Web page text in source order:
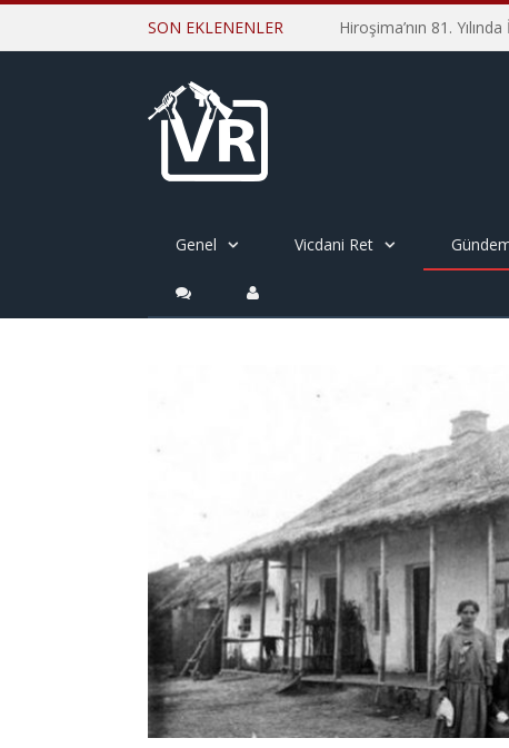
SON EKLENENLER
Genel Vicdani Ret